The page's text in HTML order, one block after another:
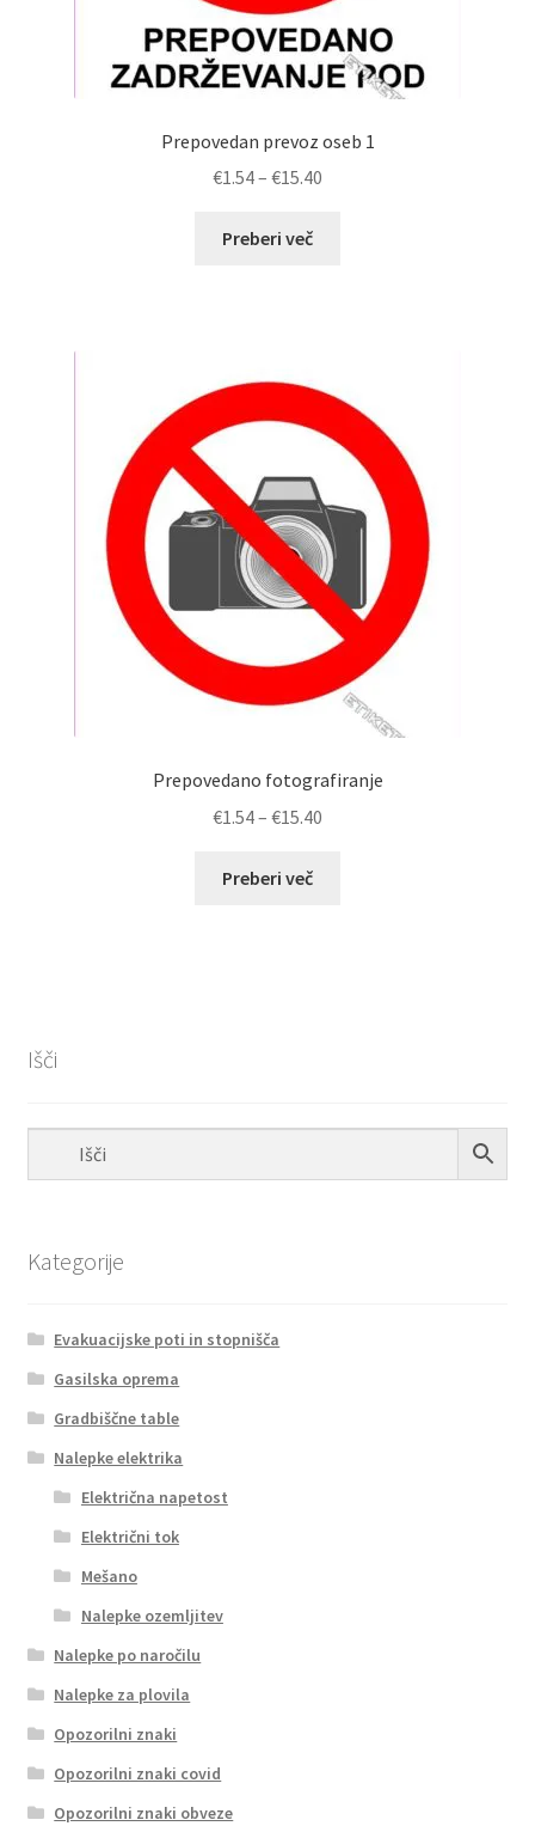
Prepovedan prevoz oseb 1
€1.54– €15.40
Preberi več
Prepovedano fotografiranje
€1.54– €15.40
Preberi več
Išči
Kategorije
Evakuacijske poti in stopnišča
Gasilska oprema
Gradbiščne table
Nalepke elektrika
Električna napetost
Električni tok
Mešano
Nalepke ozemljitev
Nalepke po naročilu
Nalepke za plovila
Opozorilni znaki
Opozorilni znaki covid
Opozorilni znaki obveze